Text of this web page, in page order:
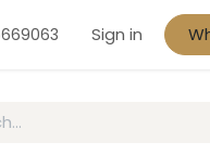
Sign in